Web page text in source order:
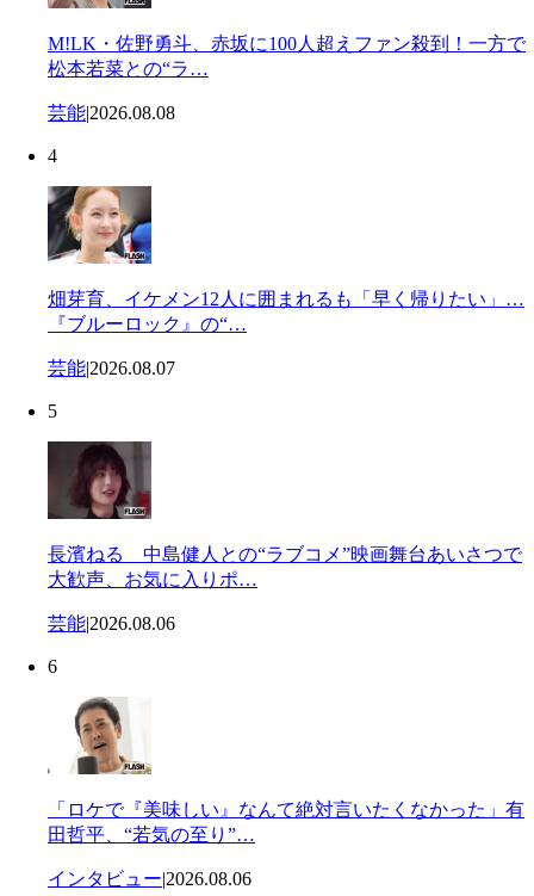
M!LK・佐野勇斗、赤坂に100人超えファン殺到！一方で
松本若菜との“ラ…
芸能|2026.08.08
4
畑芽育、イケメン12人に囲まれるも「早く帰りたい」…
『ブルーロック』の“…
芸能|2026.08.07
5
長濱ねる 中島健人との“ラブコメ”映画舞台あいさつで
大歓声、お気に入りポ…
芸能|2026.08.06
6
「ロケで『美味しい』なんて絶対言いたくなかった」有
田哲平、“若気の至り”…
インタビュー|2026.08.06